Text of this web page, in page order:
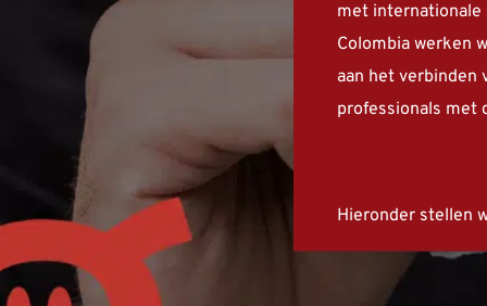
met internationale
Colombia werken
aan het verbinden
professionals met
Hieronder stellen